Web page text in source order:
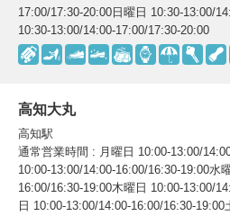
17:00/17:30-20:00日曜日 10:30-13:00/
10:30-13:00/14:00-17:00/17:30-20:00
高知大丸
高知駅
通常営業時間 : 月曜日 10:00-13:00/
10:00-13:00/14:00-16:00/16:30-19:00水
16:00/16:30-19:00木曜日 10:00-13:00/
日 10:00-13:00/14:00-16:00/16:30-
スニーカー修理
傘修理
印鑑・はんこの作製